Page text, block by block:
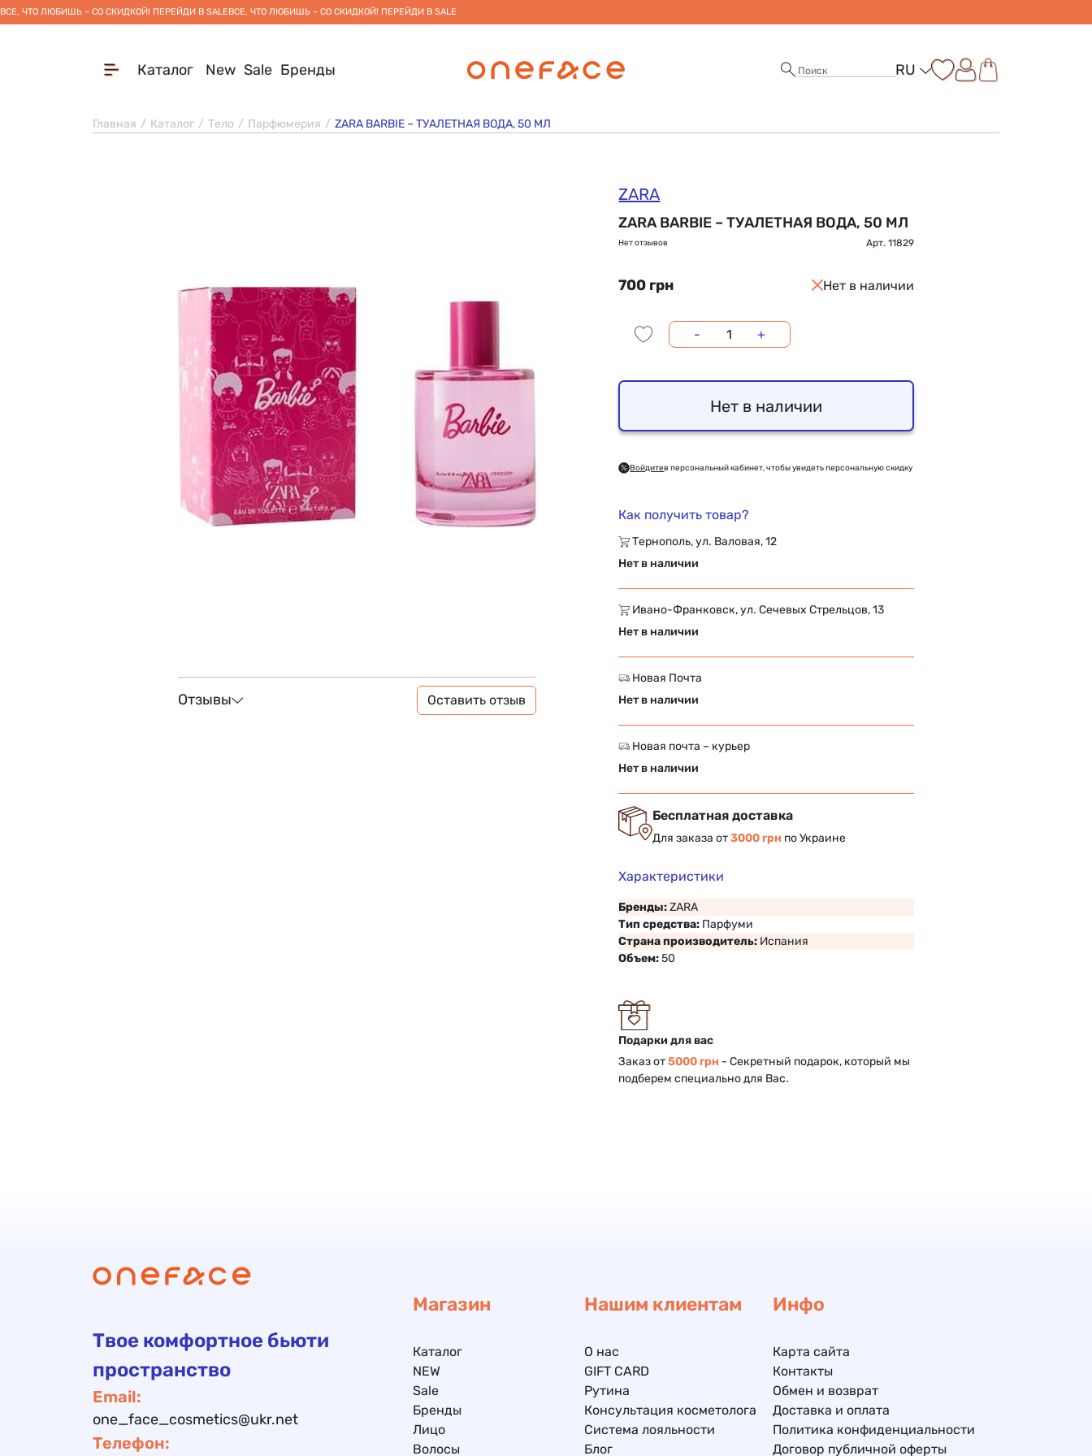
ВСЕ, ЧТО ЛЮБИШЬ – СО СКИДКОЙ! ПЕРЕЙДИ В SALEВСЕ, ЧТО ЛЮБИШЬ – СО СКИДКОЙ! ПЕРЕЙДИ В SALE
Каталог New Sale Бренды RU
Главная Каталог Тело Парфюмерия ZARA BARBIE – ТУАЛЕТНАЯ ВОДА, 50 МЛ
Отзывы Оставить отзыв
ZARA
ZARA BARBIE – ТУАЛЕТНАЯ ВОДА, 50 МЛ
Нет отзывов Арт. 11829
700 грн Нет в наличии
- +
Нет в наличии
Войдитев персональный кабинет, чтобы увидеть персональную скидку
Как получить товар?
Тернополь, ул. Валовая, 12
Нет в наличии
Ивано-Франковск, ул. Сечевых Стрельцов, 13
Нет в наличии
Новая Почта
Нет в наличии
Новая почта – курьер
Нет в наличии
Бесплатная доставка
Для заказа от3000 грн по Украине
Характеристики
Бренды:ZARA
Тип средства: Парфуми
Страна производитель: Испания
Объем:50
Подарки для вас
Заказ от5000 грн - Секретный подарок, который мы
подберем специально для Вас.
Твое комфортное бьюти
пространство
Email:
one_face_cosmetics@ukr.net
Телефон:
Магазин
Каталог
NEW
Sale
Бренды
Лицо
Волосы
Нашим клиентам
О нас
GIFT CARD
Рутина
Консультация косметолога
Система лояльности
Блог
Инфо
Карта сайта
Контакты
Обмен и возврат
Доставка и оплата
Политика конфиденциальности
Договор публичной оферты